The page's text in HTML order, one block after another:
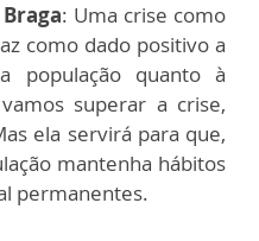
: Uma crise como
como dado positivo a
população quanto à
superar a crise,
ela servirá para que,
mantenha hábitos
permanentes.